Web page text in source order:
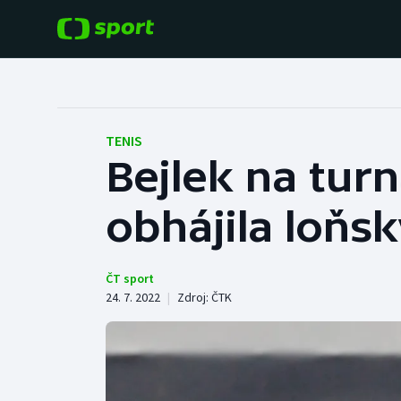
Hokej
Tenis
Cyklistika
Baseball a softbal
Basketbal
Boby a skeleton
Box
TENIS
Bejlek na
obhájila
ČT sport
24. 7. 2022 | Zdroj: ČTK